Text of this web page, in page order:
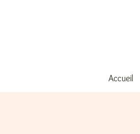
Accueil